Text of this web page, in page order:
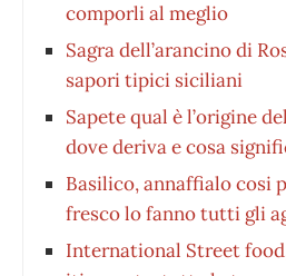
comporli al meglio
Sagra dell’arancino di
sapori tipici siciliani
Sapete qual è l’origine
dove deriva e cosa
Basilico, annaffialo cosi
fresco lo fanno tutti gli
International Street